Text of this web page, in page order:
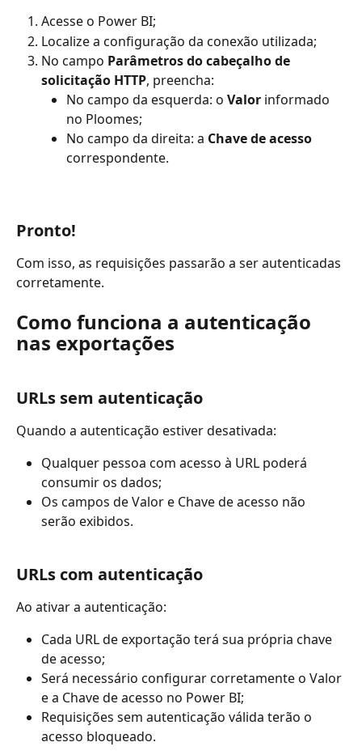
Acesse o Power BI;
Localize a configuração da conexão utilizada;
No campo Parâmetros do cabeçalho de
solicitação HTTP, preencha:
No campo da esquerda: o Valor informado
no Ploomes;
No campo da direita: a Chave de acesso
correspondente.
Pronto!
Com isso, as requisições passarão a ser autenticadas
corretamente.
Como funciona a autenticação
nas exportações
URLs sem autenticação
Quando a autenticação estiver desativada:
Qualquer pessoa com acesso à URL poderá
consumir os dados;
Os campos de Valor e Chave de acesso não
serão exibidos.
URLs com autenticação
Ao ativar a autenticação:
Cada URL de exportação terá sua própria chave
de acesso;
Será necessário configurar corretamente o Valor
e a Chave de acesso no Power BI;
Requisições sem autenticação válida terão o
acesso bloqueado.